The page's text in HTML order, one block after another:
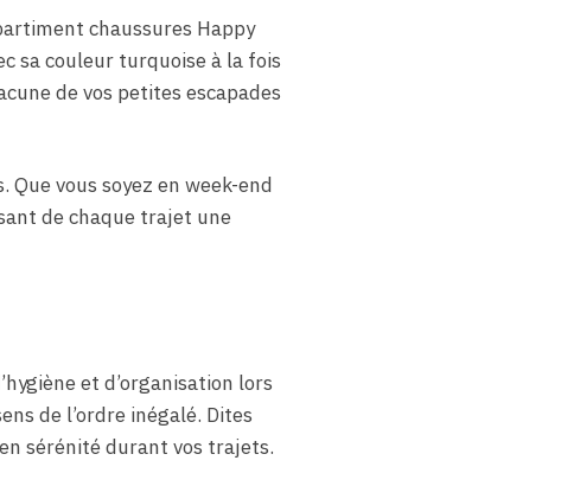
chaussures Happy
sa couleur turquoise à la fois
de vos petites escapades
Que vous soyez en week-end
de chaque trajet une
et d’organisation lors
de l’ordre inégalé. Dites
sérénité durant vos trajets.